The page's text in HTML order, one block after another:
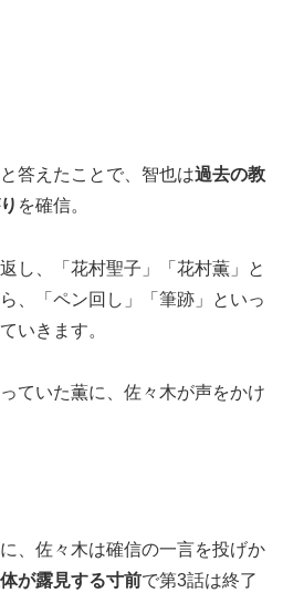
答えたことで、智也は過去の教
を確信。
し、「花村聖子」「花村薫」と
、「ペン回し」「筆跡」といっ
いきます。
ていた薫に、佐々木が声をかけ
、佐々木は確信の一言を投げか
が露見する寸前で第3話は終了